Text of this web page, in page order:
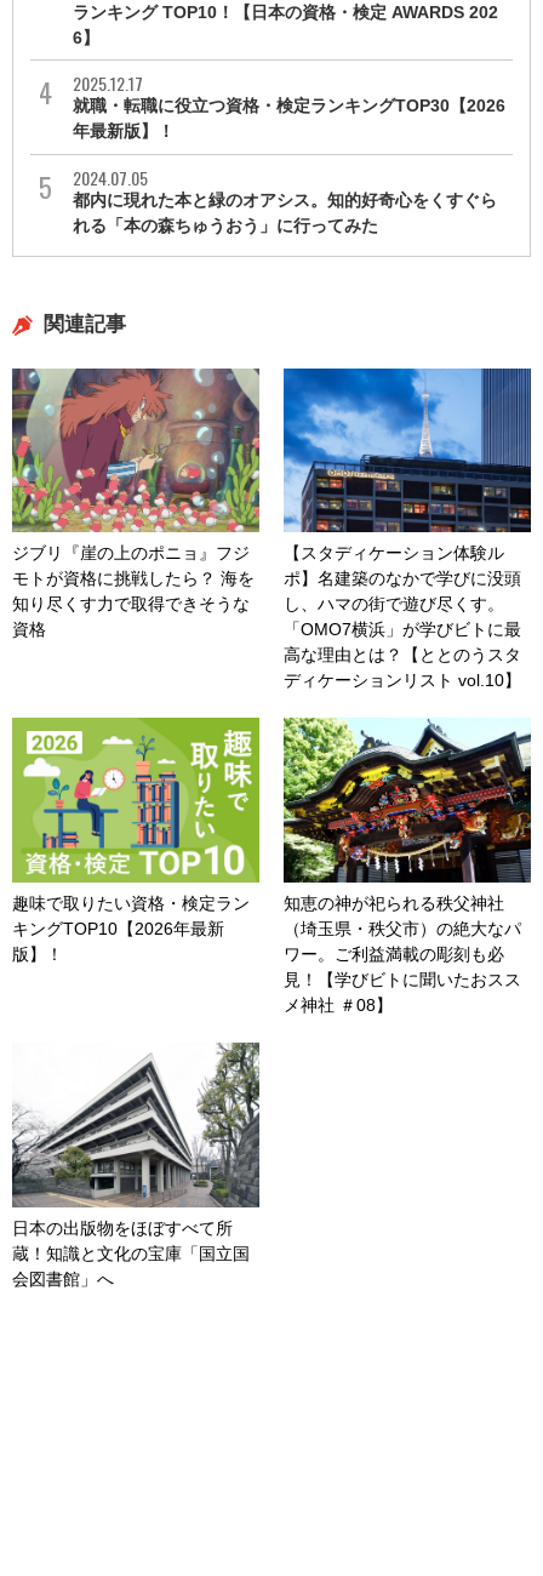
ランキング TOP10！【日本の資格・検定 AWARDS 202
6】
2025.12.17
就職・転職に役立つ資格・検定ランキングTOP30【2026
年最新版】！
2024.07.05
都内に現れた本と緑のオアシス。知的好奇心をくすぐら
れる「本の森ちゅうおう」に行ってみた
関連記事
ジブリ『崖の上のポニョ』フジ
モトが資格に挑戦したら？ 海を
知り尽くす力で取得できそうな
資格
【スタディケーション体験ル
ポ】名建築のなかで学びに没頭
し、ハマの街で遊び尽くす。
「OMO7横浜」が学びビトに最
高な理由とは？【ととのうスタ
ディケーションリスト vol.10】
趣味で取りたい資格・検定ラン
キングTOP10【2026年最新
版】！
知恵の神が祀られる秩父神社
（埼玉県・秩父市）の絶大なパ
ワー。ご利益満載の彫刻も必
見！【学びビトに聞いたおスス
メ神社 ＃08】
日本の出版物をほぼすべて所
蔵！知識と文化の宝庫「国立国
会図書館」へ